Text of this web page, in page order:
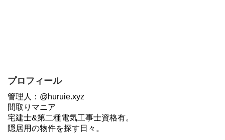
プロフィール
管理人：@huruie.xyz
間取りマニア
宅建士&第二種電気工事士資格有。
隠居用の物件を探す日々。